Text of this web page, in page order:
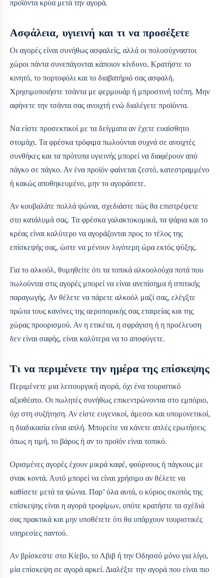
προϊόντα κρύα μετά την αγορά.
Ασφάλεια, υγιεινή και τι να προσέξετε
Οι αγορές είναι συνήθως ασφαλείς, αλλά οι πολυσύχναστοι
χώροι πάντα συνεπάγονται κάποιον κίνδυνο. Κρατήστε το
κινητό, το πορτοφόλι και το διαβατήριό σας ασφαλή.
Χρησιμοποιήστε τσάντα με φερμουάρ ή μπροστινή τσέπη. Μην
αφήνετε την τσάντα σας ανοιχτή ενώ διαλέγετε προϊόντα.
Να είστε προσεκτικοί με τα δείγματα αν έχετε ευαίσθητο
στομάχι. Τα φρέσκα τρόφιμα πωλούνται συχνά σε ανοιχτές
συνθήκες και τα πρότυπα υγιεινής μπορεί να διαφέρουν από
πάγκο σε πάγκο. Αν ένα προϊόν φαίνεται ζεστό, κατεστραμμένο
ή κακώς αποθηκευμένο, μην το αγοράσετε.
Αν κουβαλάτε πολλά ψώνια, σχεδιάστε πώς θα επιστρέψετε
στο κατάλυμά σας. Τα φρέσκα γαλακτοκομικά, τα ψάρια και το
κρέας είναι καλύτερο να αγοράζονται προς το τέλος της
επίσκεψής σας, ώστε να μένουν λιγότερη ώρα εκτός ψύξης.
Για το αλκοόλ, θυμηθείτε ότι τα τοπικά αλκοολούχα ποτά που
πωλούνται στις αγορές μπορεί να είναι ανεπίσημα ή σπιτικής
παραγωγής. Αν θέλετε να πάρετε αλκοόλ μαζί σας, ελέγξτε
πρώτα τους κανόνες της αεροπορικής σας εταιρείας και της
χώρας προορισμού. Αν η ετικέτα, η σφράγιση ή η προέλευση
δεν είναι σαφής, είναι καλύτερα να το αποφύγετε.
Τι να περιμένετε την ημέρα της επίσκεψης
Περιμένετε μια λειτουργική αγορά, όχι ένα τουριστικό
αξιοθέατο. Οι πωλητές συνήθως επικεντρώνονται στο εμπόριο,
όχι στη συζήτηση. Αν είστε ευγενικοί, άμεσοι και υπομονετικοί,
η διαδικασία είναι απλή. Μπορείτε να κάνετε απλές ερωτήσεις
όπως η τιμή, το βάρος ή αν το προϊόν είναι τοπικό.
Ορισμένες αγορές έχουν μικρά καφέ, φούρνους ή πάγκους με
σνακ κοντά. Αυτό μπορεί να είναι χρήσιμο αν θέλετε να
καθίσετε μετά τα ψώνια. Παρ’ όλα αυτά, ο κύριος σκοπός της
επίσκεψης είναι η αγορά τροφίμων, οπότε κρατήστε τα σχέδιά
σας πρακτικά και μην υποθέτετε ότι θα υπάρχουν τουριστικές
υπηρεσίες παντού.
Αν βρίσκεστε στο Κίεβο, το Λβιβ ή την Οδησσό μόνο για λίγο,
μία επίσκεψη σε αγορά αρκεί. Διαλέξτε την αγορά που είναι πιο